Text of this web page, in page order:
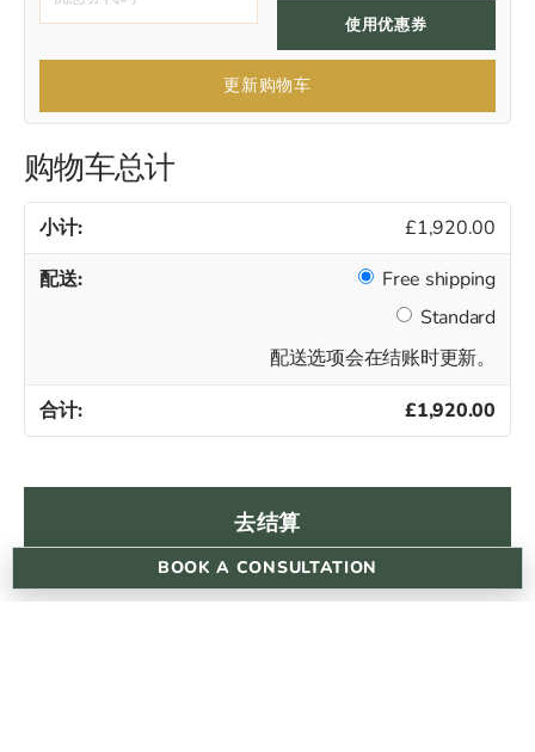
BOOK A CONSULTATION
使用优惠券
更新购物车
购物车总计
£1,920.00
Free shipping
Standard
配送选项会在结账时更新。
£1,920.00
去结算